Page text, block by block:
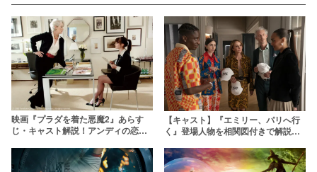
映画『プラダを着た悪魔2』あらす
じ・キャスト解説！アンディの恋人
【キャスト】『エミリー、パリへ行
く』登場人物を相関図付きで解説！
ラも